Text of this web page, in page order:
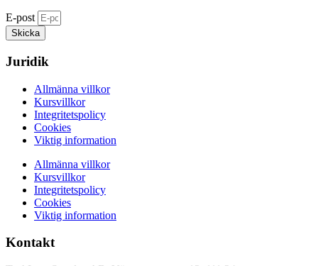
E-post
Skicka
Juridik
Allmänna villkor
Kursvillkor
Integritetspolicy
Cookies
Viktig information
Allmänna villkor
Kursvillkor
Integritetspolicy
Cookies
Viktig information
Kontakt